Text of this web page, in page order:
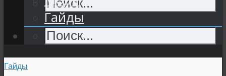
Гайды
Гайды